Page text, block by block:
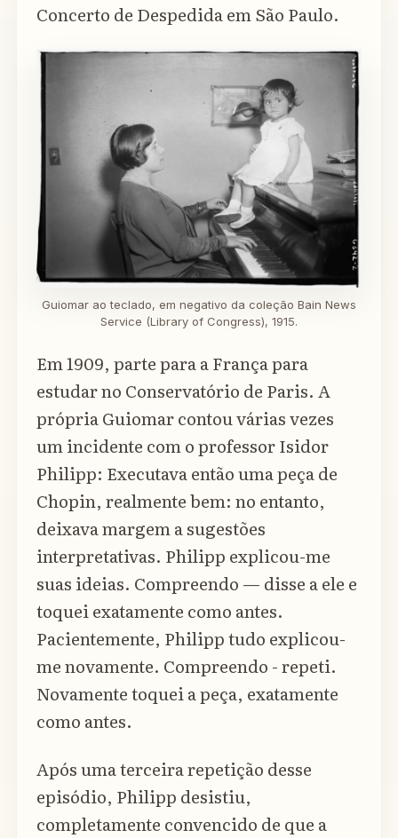
Concerto de Despedida em São Paulo.
Guiomar ao teclado, em negativo da coleção Bain News
Service (Library of Congress), 1915.
Em 1909, parte para a França para
estudar no Conservatório de Paris. A
própria Guiomar contou várias vezes
um incidente com o professor Isidor
Philipp: Executava então uma peça de
Chopin, realmente bem: no entanto,
deixava margem a sugestões
interpretativas. Philipp explicou-me
suas ideias. Compreendo — disse a ele e
toquei exatamente como antes.
Pacientemente, Philipp tudo explicou-
me novamente. Compreendo - repeti.
Novamente toquei a peça, exatamente
como antes.
Após uma terceira repetição desse
episódio, Philipp desistiu,
completamente convencido de que a